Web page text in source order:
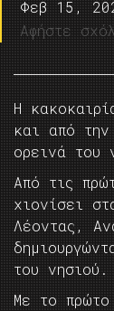
Φεβ 15,
Αφήστε
Η
και από
ορεινά του
Από τις
χιονίσει
Λέοντας,
του νησιού.
Με το